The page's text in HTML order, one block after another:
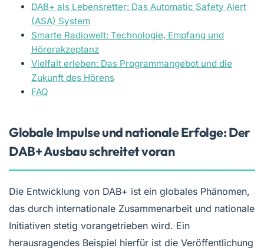
DAB+ als Lebensretter: Das Automatic Safety Alert
(ASA) System
Smarte Radiowelt: Technologie, Empfang und
Hörerakzeptanz
Vielfalt erleben: Das Programmangebot und die
Zukunft des Hörens
FAQ
Globale Impulse und nationale Erfolge: Der
DAB+ Ausbau schreitet voran
Die Entwicklung von DAB+ ist ein globales Phänomen,
das durch internationale Zusammenarbeit und nationale
Initiativen stetig vorangetrieben wird. Ein
herausragendes Beispiel hierfür ist die Veröffentlichung